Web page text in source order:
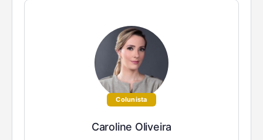
Colunista
Caroline Oliveira